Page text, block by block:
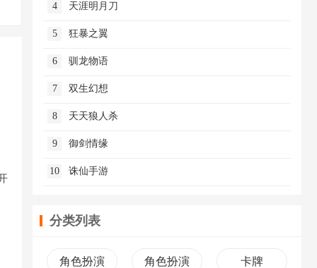
4 天涯明月刀
5 狂暴之翼
6 驯龙物语
7 双生幻想
8 天天狼人杀
9 御剑情缘
10 诛仙手游
分类列表
角色扮演 角色扮演 卡牌